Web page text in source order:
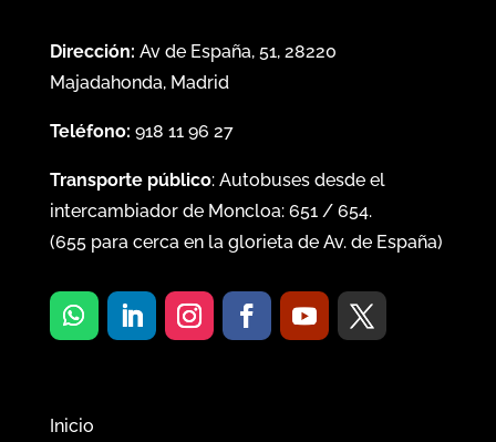
Dirección: Av de España, 51, 28220
Majadahonda, Madrid
Teléfono: 918 11 96 27
Transporte público: Autobuses desde el
intercambiador de Moncloa: 651/ 654.
(655para cerca en la glorieta de Av. de España)
Inicio